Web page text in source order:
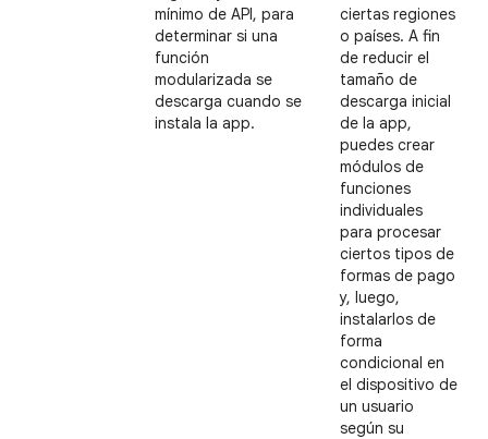
mínimo de API, para
determinar si una
función
modularizada se
descarga cuando se
instala la app.
ciertas regiones
o países. A fin
de reducir el
tamaño de
descarga inicial
de la app,
puedes crear
módulos de
funciones
individuales
para procesar
ciertos tipos de
formas de pago
y, luego,
instalarlos de
forma
condicional en
el dispositivo de
un usuario
según su